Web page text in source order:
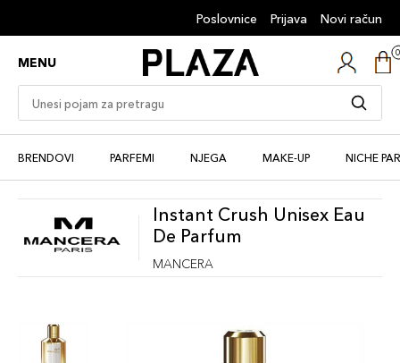
Poslovnice Prijava Novi račun
MENU
BRENDOVI PARFEMI NJEGA MAKE-UP NICHE
Instant Crush Unisex Eau
De Parfum
MANCERA